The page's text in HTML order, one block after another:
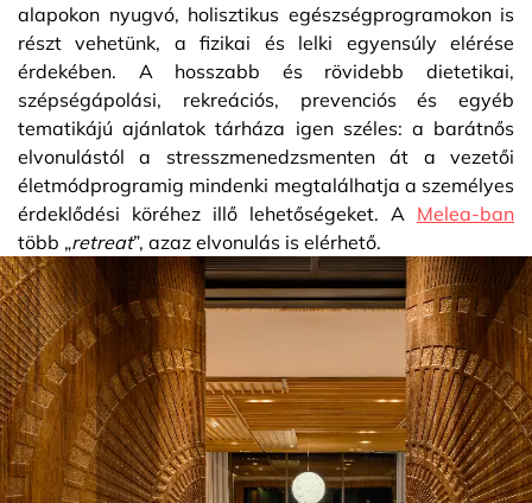
alapokon nyugvó, holisztikus egészségprogramokon is
részt vehetünk, a fizikai és lelki egyensúly elérése
érdekében. A hosszabb és rövidebb dietetikai,
szépségápolási, rekreációs, prevenciós és egyéb
tematikájú ajánlatok tárháza igen széles: a barátnős
elvonulástól a stresszmenedzsmenten át a vezetői
életmódprogramig mindenki megtalálhatja a személyes
érdeklődési köréhez illő lehetőségeket. A Melea-ban
több „retreat”, azaz elvonulás is elérhető.